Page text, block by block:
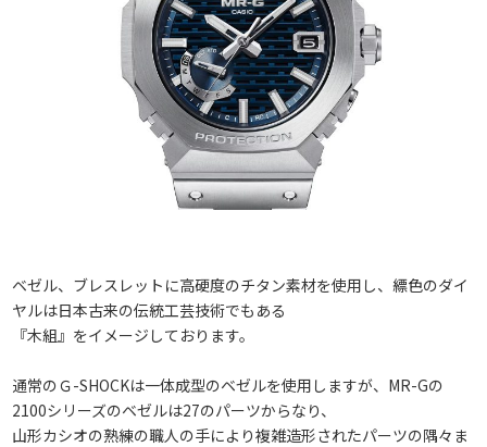
ベゼル、ブレスレットに高硬度のチタン素材を使用し、縹色のダイ
ヤルは日本古来の伝統工芸技術でもある
『木組』をイメージしております。
通常のＧ-SHOCKは一体成型のベゼルを使用しますが、MR-Gの
2100シリーズのベゼルは27のパーツからなり、
山形カシオの熟練の職人の手により複雑造形されたパーツの隅々ま